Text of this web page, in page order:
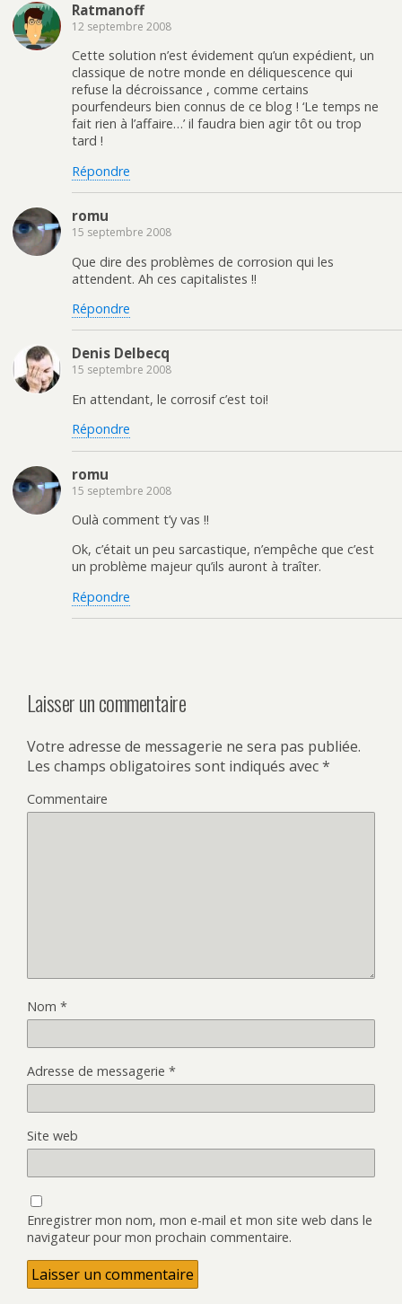
Ratmanoff
12 septembre 2008
Cette solution n’est évidement qu’un expédient, un
classique de notre monde en déliquescence qui
refuse la décroissance , comme certains
pourfendeurs bien connus de ce blog ! ‘Le temps ne
fait rien à l’affaire…’ il faudra bien agir tôt ou trop
tard !
Répondre
romu
15 septembre 2008
Que dire des problèmes de corrosion qui les
attendent. Ah ces capitalistes !!
Répondre
Denis Delbecq
15 septembre 2008
En attendant, le corrosif c’est toi!
Répondre
romu
15 septembre 2008
Oulà comment t’y vas !!
Ok, c’était un peu sarcastique, n’empêche que c’est
un problème majeur qu’ils auront à traîter.
Répondre
Laisser un commentaire
Votre adresse de messagerie ne sera pas publiée.
Les champs obligatoires sont indiqués avec*
Commentaire
Nom *
Adresse de messagerie *
Site web
Enregistrer mon nom, mon e-mail et mon site web dans le
navigateur pour mon prochain commentaire.